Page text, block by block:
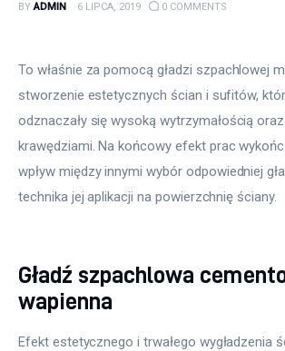
Porady budowlane
BY ADMIN 6 LIPCA, 2019 0 COMMENTS
To właśnie za pomocą gładzi szpachlowej
stworzenie estetycznych ścian i sufitów,
odznaczały się wysoką wytrzymałością oraz
krawędziami. Na końcowy efekt prac
wpływ między innymi wybór odpowiedniej
technika jej aplikacji na powierzchnię ściany.
Gładź szpachlowa
wapienna
Efekt estetycznego i trwałego wygładzenia